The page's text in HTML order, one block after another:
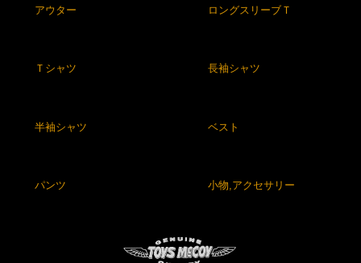
アウター ロングスリーブＴ
Ｔシャツ 長袖シャツ
半袖シャツ ベスト
パンツ 小物,アクセサリー